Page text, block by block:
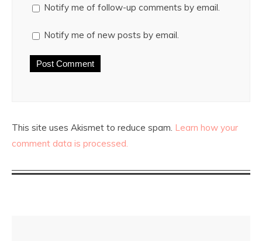
Notify me of follow-up comments by email.
Notify me of new posts by email.
This site uses Akismet to reduce spam. Learn how your
comment data is processed.